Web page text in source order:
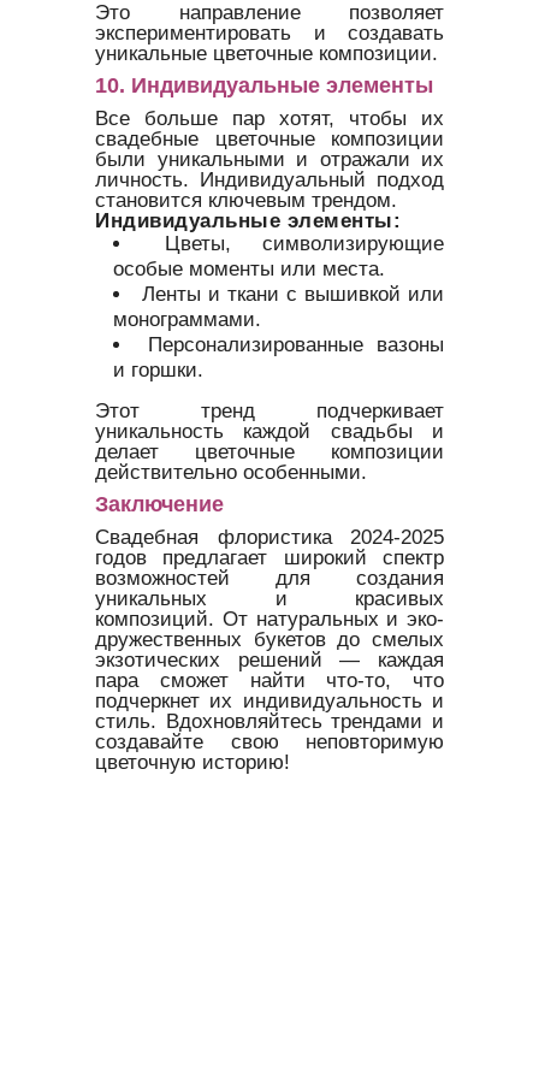
Это направление позволяет
экспериментировать и создавать
уникальные цветочные композиции.
10. Индивидуальные элементы
Все больше пар хотят, чтобы их
свадебные цветочные композиции
были уникальными и отражали их
личность. Индивидуальный подход
становится ключевым трендом.
Индивидуальные элементы:
Цветы, символизирующие
особые моменты или места.
Ленты и ткани с вышивкой или
монограммами.
Персонализированные вазоны
и горшки.
Этот тренд подчеркивает
уникальность каждой свадьбы и
делает цветочные композиции
действительно особенными.
Заключение
Свадебная флористика 2024-2025
годов предлагает широкий спектр
возможностей для создания
уникальных и красивых
композиций. От натуральных и эко-
дружественных букетов до смелых
экзотических решений — каждая
пара сможет найти что-то, что
подчеркнет их индивидуальность и
стиль. Вдохновляйтесь трендами и
создавайте свою неповторимую
цветочную историю!